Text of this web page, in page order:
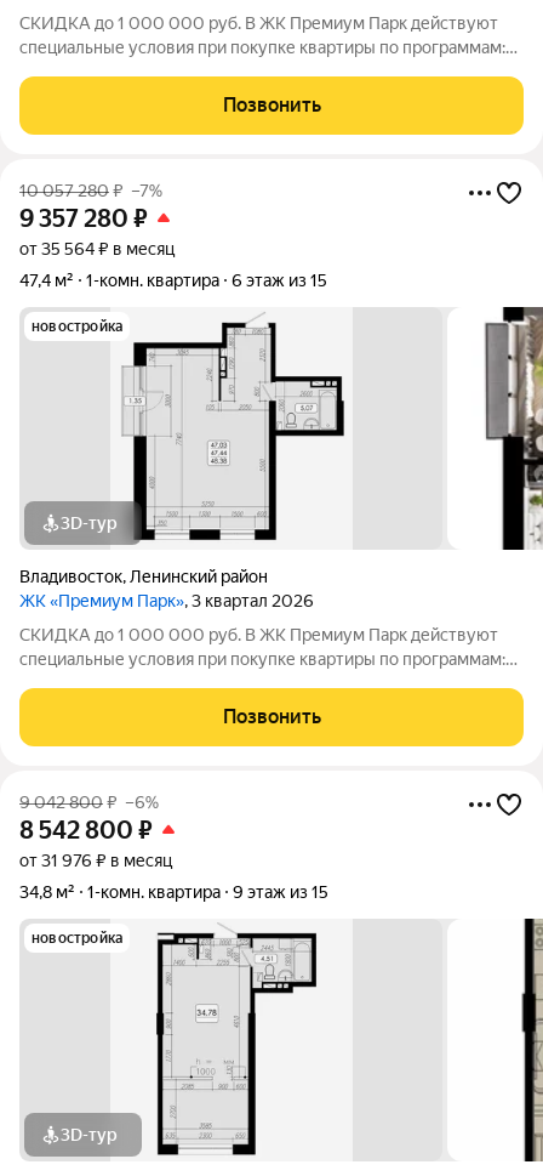
СКИДКА до 1 000 000 руб. В ЖК Премиум Парк действуют
специальные условия при покупке квартиры по программам:
покупке квартиры за счёт собственных средств при 100%
оплате. Размер скидки: 1 000 000
Позвонить
10 057 280₽ –7%
9 357 280 ₽
от 35 564 ₽ в месяц
47,4 м²
1-комн. квартира 6 этаж из 15
новостройка
3D-тур
Владивосток, Ленинский район
ЖК «Премиум Парк», 3 квартал 2026
СКИДКА до 1 000 000 руб. В ЖК Премиум Парк действуют
специальные условия при покупке квартиры по программам:
покупке квартиры за счёт собственных средств при 100%
оплате. Размер скидки: 1 000 000
Позвонить
9 042 800₽ –6%
8 542 800 ₽
от 31 976 ₽ в месяц
34,8 м²
1-комн. квартира 9 этаж из 15
новостройка
3D-тур